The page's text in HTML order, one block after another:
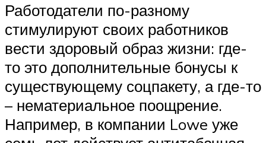
Работодатели по-разному
стимулируют своих работников
вести здоровый образ жизни: где-
то это дополнительные бонусы к
существующему соцпакету, а где-то
– нематериальное поощрение.
Например, в компании Lowe уже